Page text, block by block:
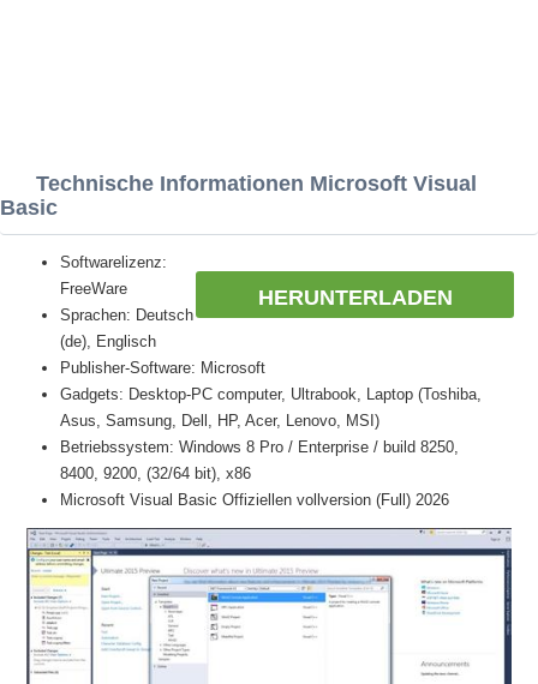
Technische Informationen Microsoft Visual
Basic
HERUNTERLADEN
Softwarelizenz:
FreeWare
Sprachen: Deutsch
(de), Englisch
Publisher-Software: Microsoft
Gadgets: Desktop-PC computer, Ultrabook, Laptop (Toshiba,
Asus, Samsung, Dell, HP, Acer, Lenovo, MSI)
Betriebssystem: Windows 8 Pro / Enterprise / build 8250,
8400, 9200, (32/64 bit), x86
Microsoft Visual Basic Offiziellen vollversion (Full) 2026